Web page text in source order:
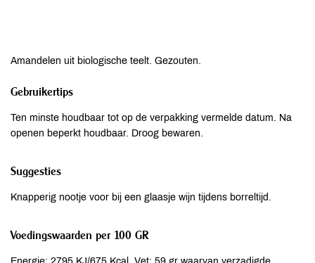
Amandelen uit biologische teelt. Gezouten.
Gebruikertips
Ten minste houdbaar tot op de verpakking vermelde datum. Na
openen beperkt houdbaar. Droog bewaren.
Suggesties
Knapperig nootje voor bij een glaasje wijn tijdens borreltijd.
Voedingswaarden per 100 GR